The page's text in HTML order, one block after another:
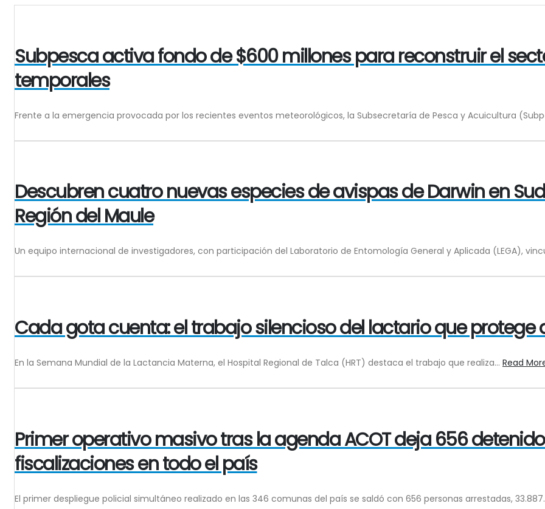
Subpesca activa fondo de $600 millones para reconstruir el
temporales
Frente a la emergencia provocada por los recientes eventos meteorológicos, la Subsecretaría de Pesca y Acuicultura
Descubren cuatro nuevas especies de avispas de Darwin en
Región del Maule
Un equipo internacional de investigadores, con participación del Laboratorio de Entomología General y Aplicada (LEGA),
Cada gota cuenta: el trabajo silencioso del lactario que protege
En la Semana Mundial de la Lactancia Materna, el Hospital Regional de Talca (HRT) destaca el trabajo que realiza... Read
Primer operativo masivo tras la agenda ACOT deja 656
fiscalizaciones en todo el país
El primer despliegue policial simultáneo realizado en las 346 comunas del país se saldó con 656 personas arrestadas,